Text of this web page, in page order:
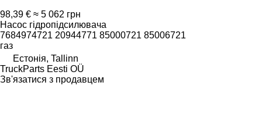
98,39 € ≈ 5 062 грн
Насос гідропідсилювача
7684974721 20944771 85000721 85006721
газ
Естонія, Tallinn
TruckParts Eesti OÜ
Зв'язатися з продавцем